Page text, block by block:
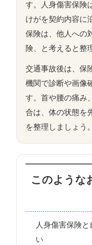
す。人身傷害保険
けがを契約内容に
保険は、他人への
険、と考えると整
交通事故後は、保
機関で診断や画像
す。首や腰の痛み
合は、体の状態を
を整理しましょう。
このような
人身傷害保険
い